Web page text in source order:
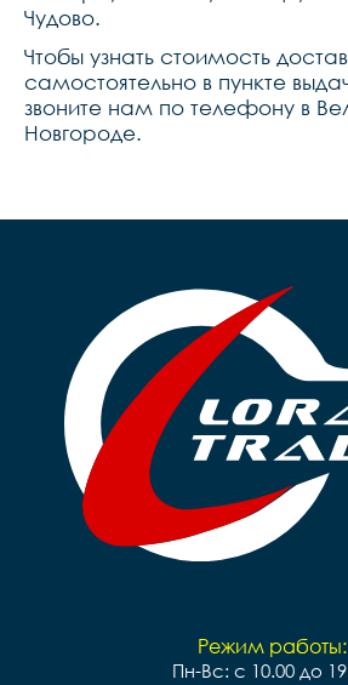
Чудово.
Чтобы узнать стоимость
самостоятельно в пункте
звоните нам по телефону в
Новгороде.
Режим работы:
Пн-Вс: с 10.00 до